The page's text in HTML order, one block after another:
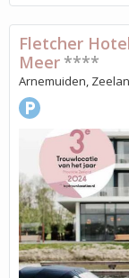
Fletcher
Meer ****
Arnemuiden,